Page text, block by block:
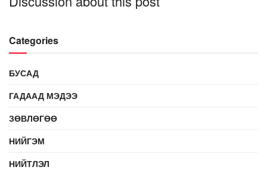
Categories
БУСАД
ГАДААД МЭДЭЭ
ЗӨВЛӨГӨӨ
НИЙГЭМ
НИЙТЛЭЛ